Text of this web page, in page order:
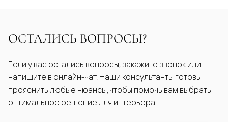
ОСТАЛИСЬ ВОПРОСЫ?
Если у вас остались вопросы, закажите звонок или
напишите в онлайн-чат. Наши консультанты готовы
прояснить любые нюансы, чтобы помочь вам выбрать
оптимальное решение для интерьера.